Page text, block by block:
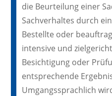
die Beurteilung einer
Sachverhaltes durch
Bestellte oder
intensive und
Besichtigung oder
entsprechende
Umgangssprachlich